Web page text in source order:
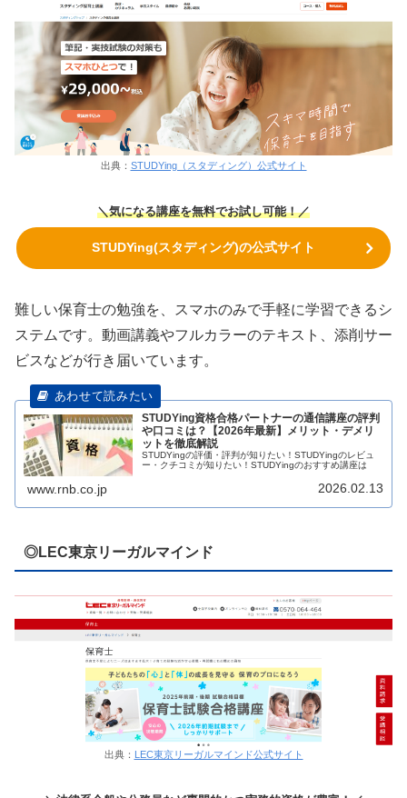
出典： STUDYing（スタディング）公式サイト
＼気になる講座を無料でお試し可能！／
STUDYing(スタディング)の公式サイト
難しい保育士の勉強を、スマホのみで手軽に学習できるシ
ステムです。動画講義やフルカラーのテキスト、添削サー
ビスなどが行き届いています。
STUDYing資格合格パートナーの通信講座の評判
や口コミは？【2026年最新】メリット・デメリ
ットを徹底解説
STUDYingの評価・評判が知りたい！STUDYingのレビュ
ー・クチコミが知りたい！STUDYingのおすすめ講座は
www.rnb.co.jp 2026.02.13
◎LEC東京リーガルマインド
出典： LEC東京リーガルマインド公式サイト